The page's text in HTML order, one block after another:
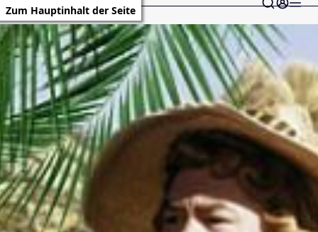
Zum Hauptinhalt der Seite